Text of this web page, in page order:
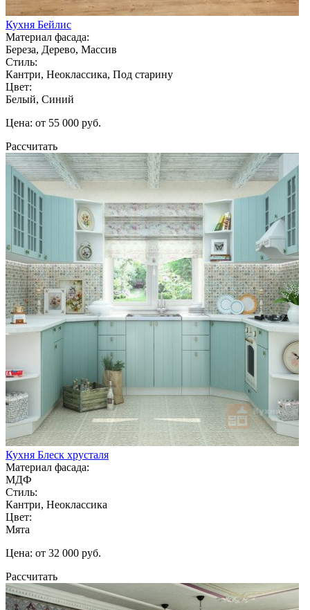
Кухня Бейлис
Материал фасада:
Береза, Дерево, Массив
Стиль:
Кантри, Неоклассика, Под старину
Цвет:
Белый, Синий
Цена: от 55 000 руб.
Рассчитать
Кухня Блеск хрусталя
Материал фасада:
МДФ
Стиль:
Кантри, Неоклассика
Цвет:
Мята
Цена: от 32 000 руб.
Рассчитать